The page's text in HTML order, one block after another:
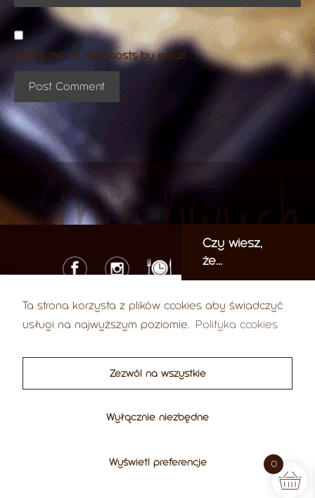
Ta strona korzysta z plików cookies aby świadczyć
usługi na najwyższym poziomie. Polityka cookies
Zezwól na wszystkie
Wyłącznie niezbędne
Wyświetl preferencje
Notify me of new posts by email.
Czy wiesz,
że...
© 2026 U Myśliwych
ul. Karola Libelta 37, 61-707 Poznań
biuro@umysliwych.com,sklep@umysliwych.com
Polityka prywatności Regulamin Polityka cookies
Projekt współfinansowany przez Unię Europejską w ramach Krajowego Planu Odbudowy i
0